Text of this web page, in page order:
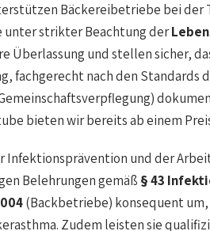
Bäckereibetriebe bei
unter strikter Beachtung der
Überlassung und stellen sicher,
fachgerecht nach den Standards
bieten wir bereits ab einem
und der
Belehrungen gemäß § 43
(Backbetriebe) konsequent
Zudem leisten sie